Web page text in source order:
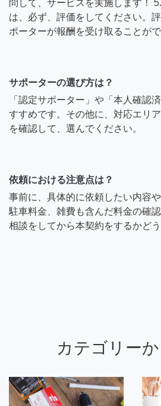
問して、サービスを実施します！
は、必ず、評価をしてください。
ポーターが報酬を受け取ることがで
サポーターの選び方は？
「認定サポーター」や「本人確認
すすめです。その他に、対応エリ
を確認して、選んでください。
依頼における注意点は？
事前に、具体的に依頼したい内容
駐車料金、雑費も含んだ料金の確
相談をしてから本契約をするかど
カテゴリー